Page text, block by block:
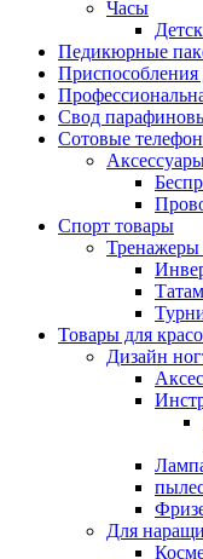
Часы
Педикюрные
Приспособления
Свод
Сотовые
Спорт товары
Тренажеры
Товары для
Дизайн
Для